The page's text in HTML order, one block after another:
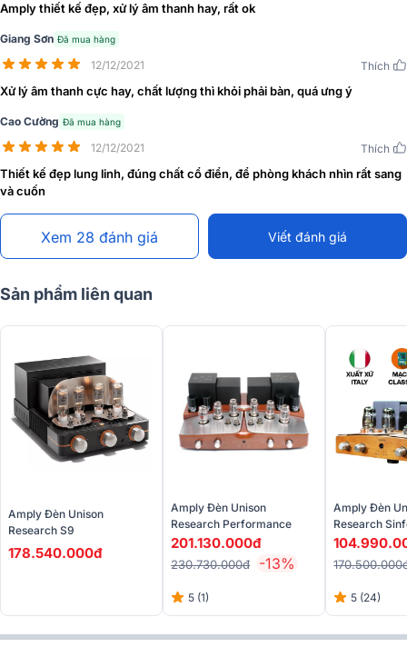
Class-A. Mỗi kênh của sinfonia gồm 2 bóng 6550 lắp song song với
- Bóng 6550 là giúp dải trung chi tiết nhưng vẫn ngọt ngào, sinh
unison sinfonia đánh rất hay với nhiều dòng nhạc: nhạc đồng quê,
nhạc vàng.
➣Tham khảo:Bảng giá Amply Unison Research mới nhất hiện nay
Sinfonia
Amply đèn Unison Research Sinfonia sở hữu thiết kế tinh tế và sang
trọng với kích thước 440 (Rộng) x 420 (Cao) x 210 (Sâu) mm, cùng
Amply thiết kế đẹp, xử lý âm thanh hay, rất ok
Giang Sơn Đã mua hàng
12/12/2021 Thích
Xử lý âm thanh cực hay, chất lượng thì khỏi phải bàn, quá ưng ý
Cao Cường Đã mua hàng
12/12/2021 Thích
Thiết kế đẹp lung linh, đúng chất cổ điển, để phòng khách nhìn rất sang
và cuốn
Xem 28 đánh giá Viết đánh giá
Sản phẩm liên quan
Amply Đèn Unison
Research S9
178.540.000đ
Amply Đèn Unison
Research Performance
201.130.000đ
230.730.000đ -13%
5 (1)
Amply Đèn
Research
Anniversary
5 (24)